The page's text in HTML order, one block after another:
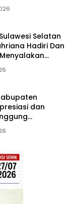
Selatan
Hadiri Dan
Malam
2026
dan
Publik